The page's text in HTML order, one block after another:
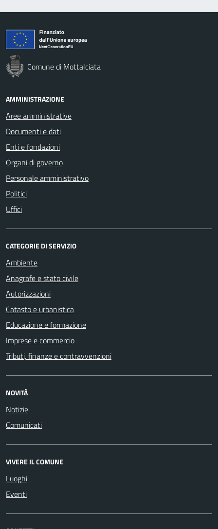
Comune di Mottalciata
AMMINISTRAZIONE
Aree amministrative
Documenti e dati
Enti e fondazioni
Organi di governo
Personale amministrativo
Politici
Uffici
CATEGORIE DI SERVIZIO
Ambiente
Anagrafe e stato civile
Autorizzazioni
Catasto e urbanistica
Educazione e formazione
Imprese e commercio
Tributi, finanze e contravvenzioni
NOVITÀ
Notizie
Comunicati
VIVERE IL COMUNE
Luoghi
Eventi